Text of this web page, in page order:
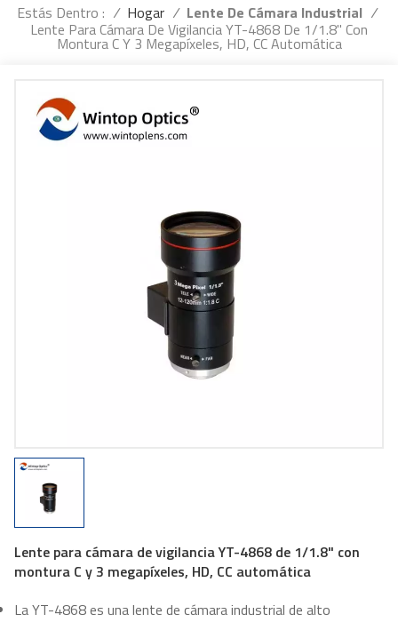
Estás Dentro : / Hogar / Lente De Cámara Industrial /
Lente Para Cámara De Vigilancia YT-4868 De 1/1.8" Con
Montura C Y 3 Megapíxeles, HD, CC Automática
Lente para cámara de vigilancia YT-4868 de 1/1.8" con
montura C y 3 megapíxeles, HD, CC automática
La YT-4868 es una lente de cámara industrial de alto